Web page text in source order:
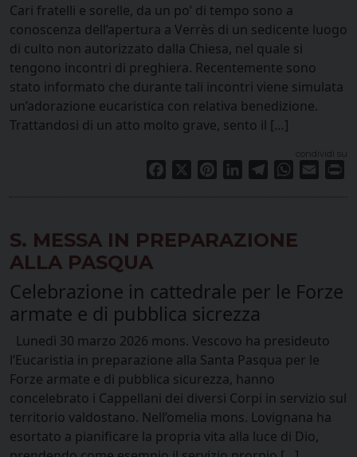
Cari fratelli e sorelle, da un po’ di tempo sono a
conoscenza dell’apertura a Verrès di un sedicente luogo
di culto non autorizzato dalla Chiesa, nel quale si
tengono incontri di preghiera. Recentemente sono
stato informato che durante tali incontri viene simulata
un’adorazione eucaristica con relativa benedizione.
Trattandosi di un atto molto grave, sento il […]
condividi su
Facebook PinterestLinkedInTelegramWhatsApp
Email
S. MESSA IN PREPARAZIONE
ALLA PASQUA
Celebrazione in cattedrale per le Forze
armate e di pubblica sicrezza
Lunedì 30 marzo 2026 mons. Vescovo ha presideuto
l’Eucaristia in preparazione alla Santa Pasqua per le
Forze armate e di pubblica sicurezza, hanno
concelebrato i Cappellani dei diversi Corpi in servizio sul
territorio valdostano. Nell’omelia mons. Lovignana ha
esortato a pianificare la propria vita alla luce di Dio,